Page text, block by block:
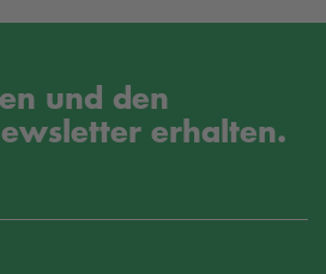
und den
erhalten.